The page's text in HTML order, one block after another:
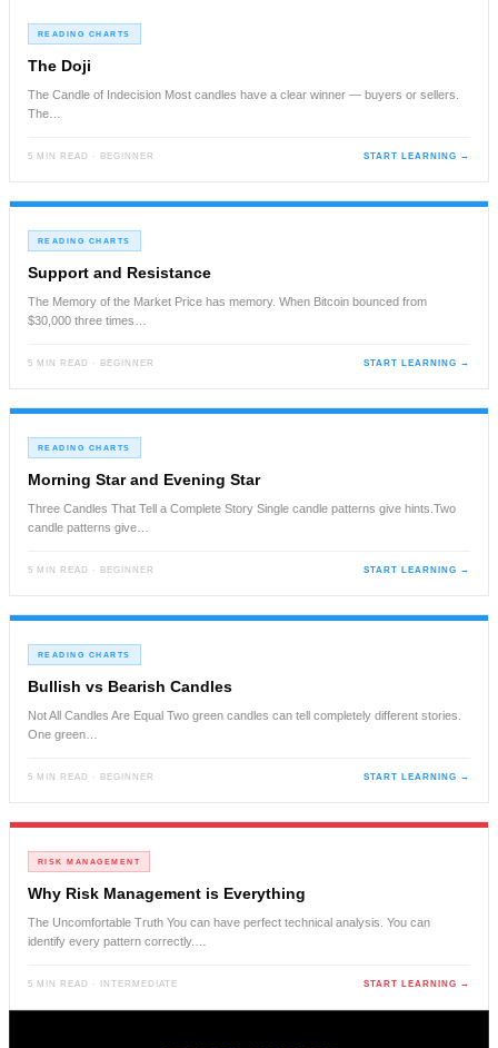
READING CHARTS
The Doji
The Candle of Indecision Most candles have a clear winner — buyers or sellers.
The…
5 MIN READ · BEGINNER START LEARNING →
READING CHARTS
Support and Resistance
The Memory of the Market Price has memory. When Bitcoin bounced from
$30,000 three times…
5 MIN READ · BEGINNER START LEARNING →
READING CHARTS
Morning Star and Evening Star
Three Candles That Tell a Complete Story Single candle patterns give hints.Two
candle patterns give…
5 MIN READ · BEGINNER START LEARNING →
READING CHARTS
Bullish vs Bearish Candles
Not All Candles Are Equal Two green candles can tell completely different stories.
One green…
5 MIN READ · BEGINNER START LEARNING →
RISK MANAGEMENT
Why Risk Management is Everything
The Uncomfortable Truth You can have perfect technical analysis. You can
identify every pattern correctly.…
5 MIN READ · INTERMEDIATE START LEARNING →